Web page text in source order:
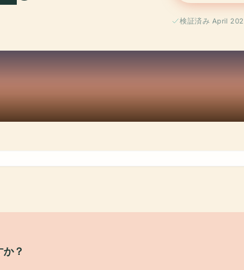
検証済み April
？